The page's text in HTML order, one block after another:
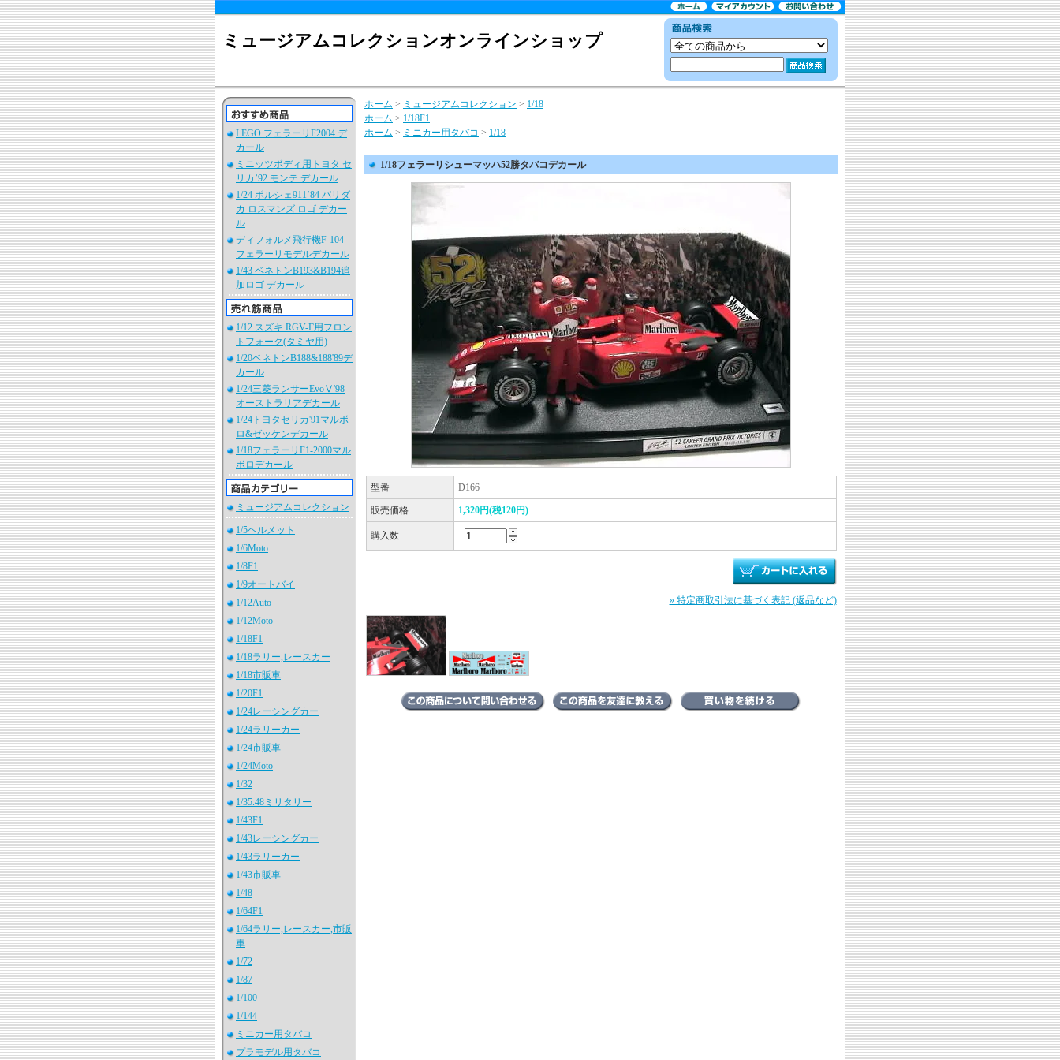
ミュージアムコレクションオンラインショップ
LEGO フェラーリF2004 デ
カール
ミニッツボディ用トヨタ セ
リカ’92 モンテ デカール
1/24 ポルシェ911’84 パリダ
カ ロスマンズ ロゴ デカー
ル
ディフォルメ飛行機F-104
フェラーリモデルデカール
1/43 ベネトンB193&B194追
加ロゴ デカール
1/12 スズキ RGV-Γ用フロン
トフォーク(タミヤ用)
1/20ベネトンB188&188'89デ
カール
1/24三菱ランサーEvoⅤ'98
オーストラリアデカール
1/24トヨタセリカ'91マルボ
ロ&ゼッケンデカール
1/18フェラーリF1-2000マル
ボロデカール
ミュージアムコレクション
1/5ヘルメット
1/6Moto
1/8F1
1/9オートバイ
1/12Auto
1/12Moto
1/18F1
1/18ラリー,レースカー
1/18市販車
1/20F1
1/24レーシングカー
1/24ラリーカー
1/24市販車
1/24Moto
1/32
1/35.48ミリタリー
1/43F1
1/43レーシングカー
1/43ラリーカー
1/43市販車
1/48
1/64F1
1/64ラリー,レースカー,市販
車
1/72
1/87
1/100
1/144
ミニカー用タバコ
プラモデル用タバコ
ホーム > ミュージアムコレクション > 1/18
ホーム > 1/18F1
ホーム > ミニカー用タバコ > 1/18
1/18フェラーリシューマッハ52勝タバコデカール
型番 D166
販売価格 1,320円(税120円)
購入数
» 特定商取引法に基づく表記 (返品など)